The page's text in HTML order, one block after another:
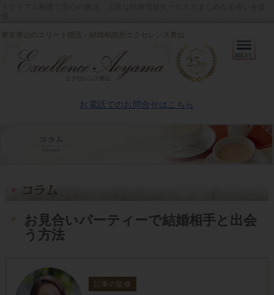
東京青山のエリート婚活・結婚相談所エクセレンス青山
お電話でのお問合せはこちら
お見合いパーティーで結婚相手と出会
う方法
記事の監修